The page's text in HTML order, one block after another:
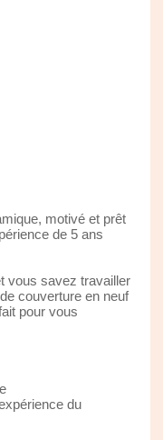
motivé et prêt
de 5 ans
vous savez travailler
couverture en neuf
pour vous
du